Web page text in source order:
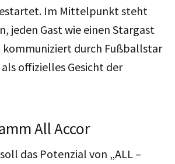
Im Mittelpunkt steht
jeden Gast wie einen Stargast
kommuniziert durch Fußballstar
offizielles Gesicht der
All Accor
das Potenzial von „ALL –